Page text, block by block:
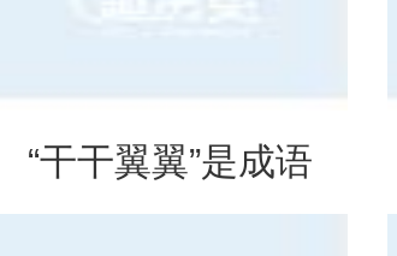
“干干翼翼”是成语